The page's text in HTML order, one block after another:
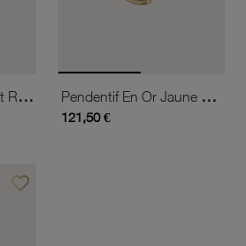
Collier En Or Jaune Et Rhodié, Grenat Et Diamants Pendentif En Or Jaune Et Grenat
121,50 €
favorite_borderAjouter à vos favoris